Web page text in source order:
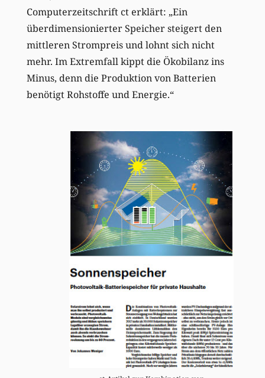
Computerzeitschrift ct erklärt: „Ein
überdimensionierter Speicher steigert den
mittleren Strompreis und lohnt sich nicht
mehr. Im Extremfall kippt die Ökobilanz ins
Minus, denn die Produktion von Batterien
benötigt Rohstoffe und Energie.“